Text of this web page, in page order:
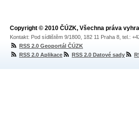
Copyright © 2010 ČÚZK, Všechna práva
Kontakt: Pod sídlištěm 9/1800, 182 11 Praha 8, tel.:
RSS 2.0 Geoportál ČÚZK
RSS 2.0 Aplikace
RSS 2.0 Datové sady